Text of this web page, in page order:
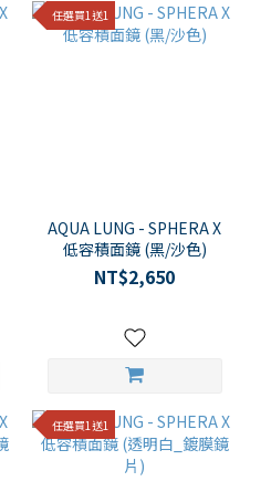
任選買1送1
AQUA LUNG - SPHERA X
低容積面鏡 (黑/沙色)
NT$2,650
任選買1送1